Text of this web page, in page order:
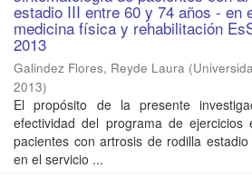
estadio III entre 60 y 74 años - en
medicina física y rehabilitación
2013
Galindez Flores, Reyde Laura (
2013)
El propósito de la presente
efectividad del programa de
pacientes con artrosis de rodilla
en el servicio ...